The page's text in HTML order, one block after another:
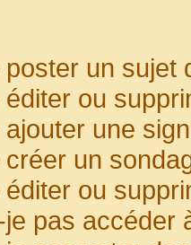
un sujet
ou
une
un
ou
pas accéder